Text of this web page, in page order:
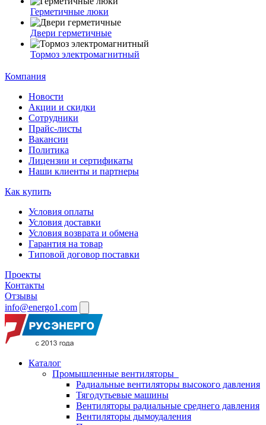
Герметичные люки
Двери герметичные
Тормоз электромагнитный
Компания
Новости
Акции и скидки
Сотрудники
Прайс-листы
Вакансии
Политика
Лицензии и сертификаты
Наши клиенты и партнеры
Как купить
Условия оплаты
Условия доставки
Условия возврата и обмена
Гарантия на товар
Типовой договор поставки
Проекты
Контакты
Отзывы
info@energo1.com
Каталог
Промышленные вентиляторы
Радиальные вентиляторы высокого давления
Тягодутьевые машины
Вентиляторы радиальные среднего давления
Вентиляторы дымоудаления